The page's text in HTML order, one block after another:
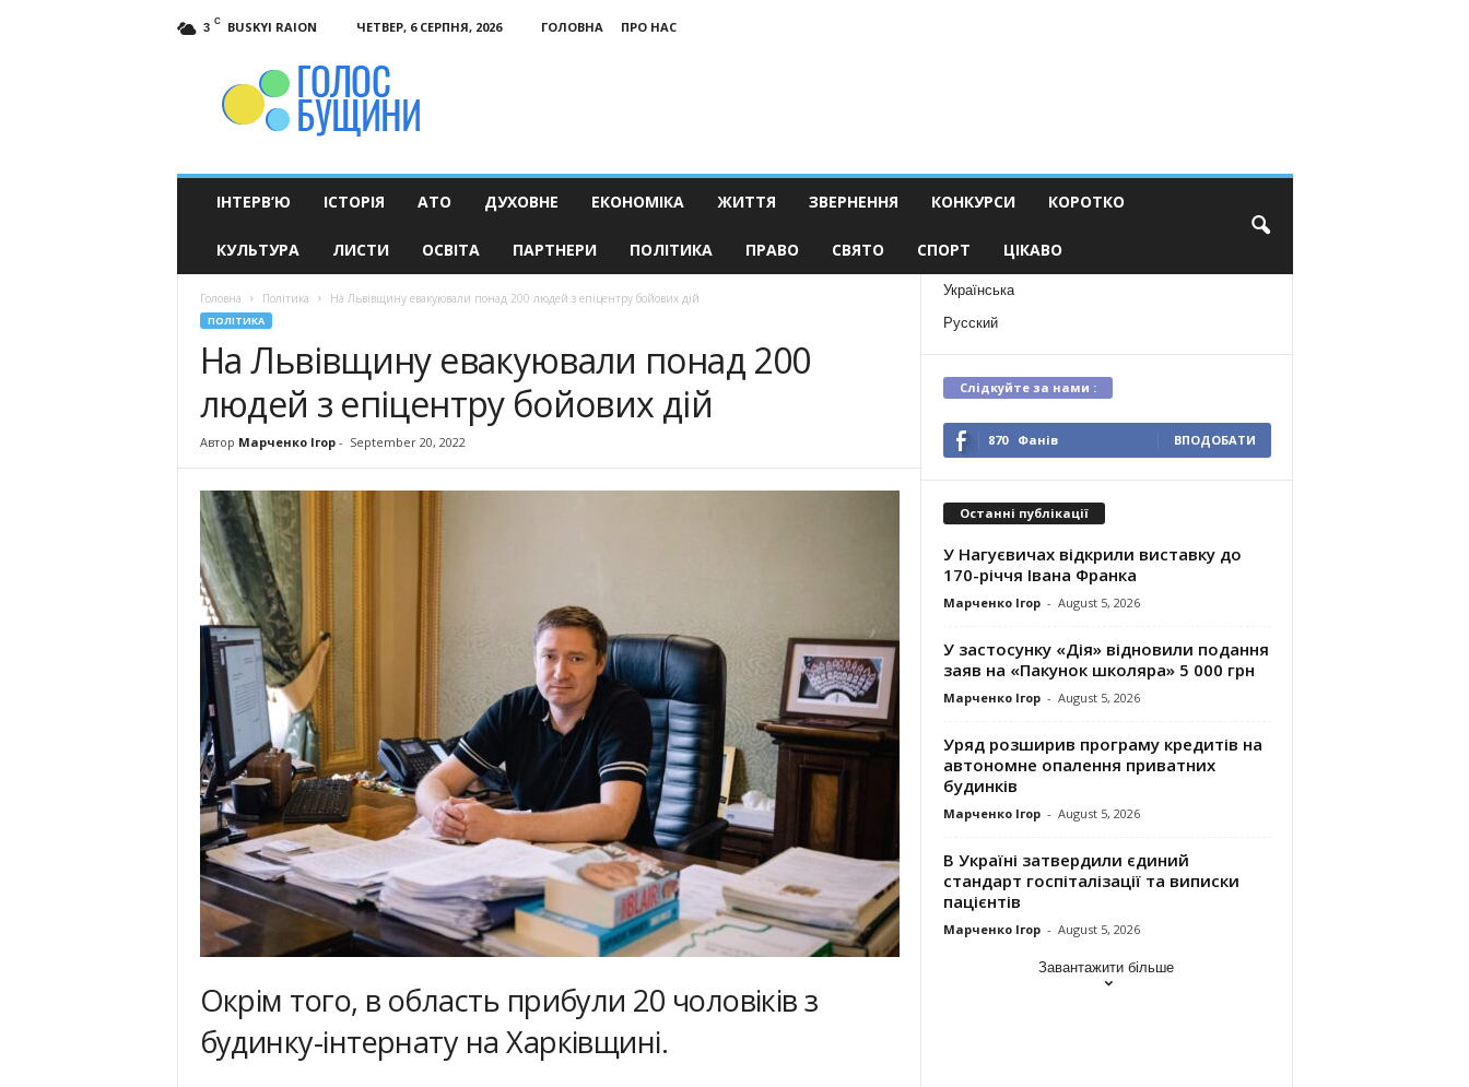
3 C BUSKYI RAION ЧЕТВЕР, 6 СЕРПНЯ, 2026 ГОЛОВНА
ПРО НАС
ІНТЕРВ’Ю ІСТОРІЯ АТО ДУХОВНЕ ЕКОНОМІКА ЖИТТЯ ЗВЕРНЕННЯ КОНКУРСИ КОРОТКО
КУЛЬТУРА ЛИСТИ ОСВІТА ПАРТНЕРИ ПОЛІТИКА ПРАВО СВЯТО СПОРТ ЦІКАВО
Головна Політика На Львівщину евакуювали понад 200 людей з епіцентру бойових дій
ПОЛІТИКА
На Львівщину евакуювали понад 200
людей з епіцентру бойових дій
Автор Марченко Ігор- September 20, 2022
Окрім того, в область прибули 20 чоловіків з
будинку-інтернату на Харківщині.
Українська
Русский
Слідкуйте за нами :
870 Фанів ВПОДОБАТИ
Останні публікації
У Нагуєвичах відкрили виставку до
170-річчя Івана Франка
Марченко Ігор - August 5, 2026
У застосунку «Дія» відновили подання
заяв на «Пакунок школяра» 5 000 грн
Марченко Ігор - August 5, 2026
Уряд розширив програму кредитів на
автономне опалення приватних
будинків
Марченко Ігор - August 5, 2026
В Україні затвердили єдиний
стандарт госпіталізації та виписки
пацієнтів
Марченко Ігор - August 5, 2026
Завантажити більше